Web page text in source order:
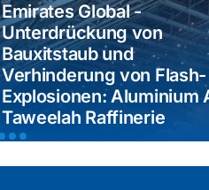
Emirates Global -
Unterdrückung von
Bauxitstaub und
Verhinderung von Flash-
Explosionen: Aluminium
Taweelah Raffinerie